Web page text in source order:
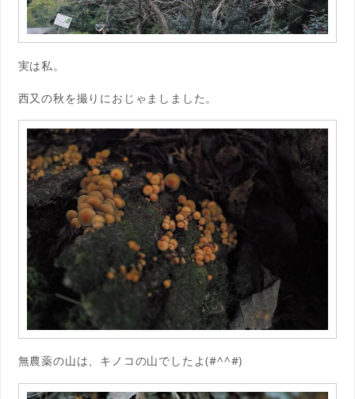
実は私。
西又の秋を撮りにおじゃましました。
無農薬の山は、キノコの山でしたよ(#^^#)